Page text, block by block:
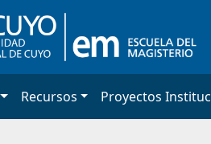
Recursos Proyectos